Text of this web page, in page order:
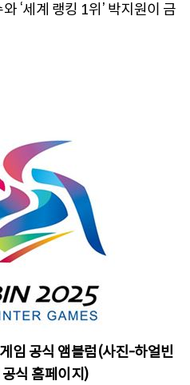
‘세계 랭킹 1위’ 박지원이 금
임 공식 앰블럼(사진-하얼빈
식 홈페이지)